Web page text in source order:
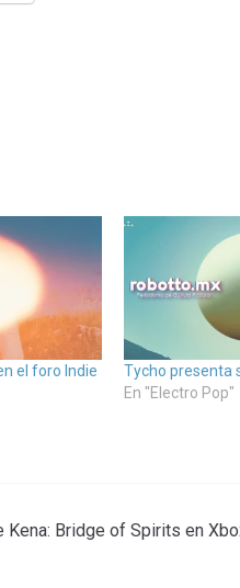
el foro Indie
Tycho presenta
En "Electro Pop"
Kena: Bridge of Spirits en